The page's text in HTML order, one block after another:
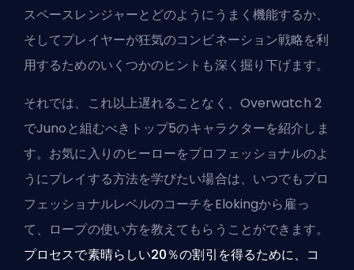
スペースレンジャーとどのようにうまく機能するか、
そしてプレイヤーが狂気のコンビネーション戦略を利
用するためのいくつかのヒントも深く掘り下げます。
それでは、これ以上遅れることなく、Overwatch 2
でJunoと組むべきトップ5のキャラクターを紹介しま
す。お気に入りのヒーローをプロフェッショナルのよ
うにプレイする方法を学びたい場合は、いつでもプロ
フェッショナルレベルのコーチをElokingから雇っ
て、ロープの使い方を教えてもらうことができます。
プロセスで素晴らしい20％の割引を得るために、コ